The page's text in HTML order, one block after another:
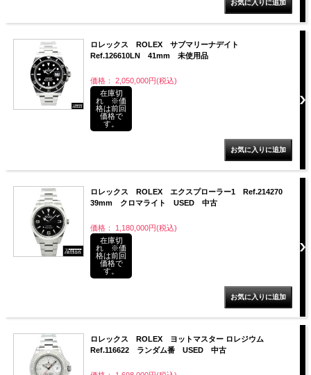
ロレックス ROLEX サブマリーナデイト
Ref.126610LN 41mm 未使用品
価格： 2,050,000円(税込)
在庫切
れ ※価
格は前回
価格で
す。
ロレックス ROLEX エクスプローラー1 Ref.214270
39mm クロマライト USED 中古
価格： 1,180,000円(税込)
在庫切
れ ※価
格は前回
価格で
す。
ロレックス ROLEX ヨットマスター ロレジウム
Ref.116622 ランダム番 USED 中古